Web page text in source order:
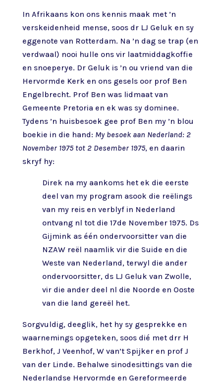
In Afrikaans kon ons kennis maak met ’n
verskeidenheid mense, soos dr LJ Geluk en sy
eggenote van Rotterdam. Na ’n dag se trap (en
verdwaal) nooi hulle ons vir laatmiddagkoffie
en snoeperye. Dr Geluk is ’n ou vriend van die
Hervormde Kerk en ons gesels oor prof Ben
Engelbrecht. Prof Ben was lidmaat van
Gemeente Pretoria en ek was sy dominee.
Tydens ’n huisbesoek gee prof Ben my ’n blou
boekie in die hand: My besoek aan Nederland: 2
November 1975 tot 2 Desember 1975, en daarin
skryf hy:
Direk na my aankoms het ek die eerste
deel van my program asook die reëlings
van my reis en verblyf in Nederland
ontvang nl tot die 17de November 1975. Ds
Gijmink as één ondervoorsitter van die
NZAW reël naamlik vir die Suide en die
Weste van Nederland, terwyl die ander
ondervoorsitter, ds LJ Geluk van Zwolle,
vir die ander deel nl die Noorde en Ooste
van die land gereël het.
Sorgvuldig, deeglik, het hy sy gesprekke en
waarnemings opgeteken, soos dié met drr H
Berkhof, J Veenhof, W van’t Spijker en prof J
van der Linde. Behalwe sinodesittings van die
Nederlandse Hervormde en Gereformeerde